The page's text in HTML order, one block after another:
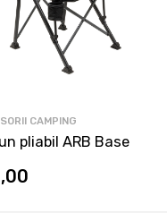
CAMPING
pliabil ARB Base